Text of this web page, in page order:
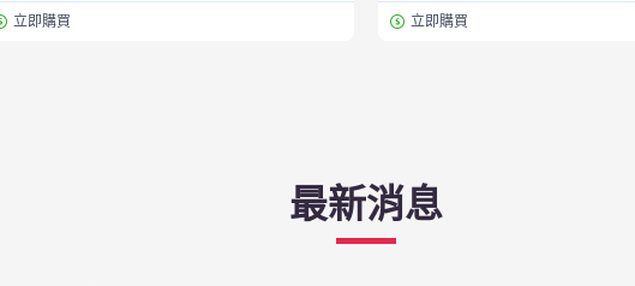
立即購買 立即購買
最新消息